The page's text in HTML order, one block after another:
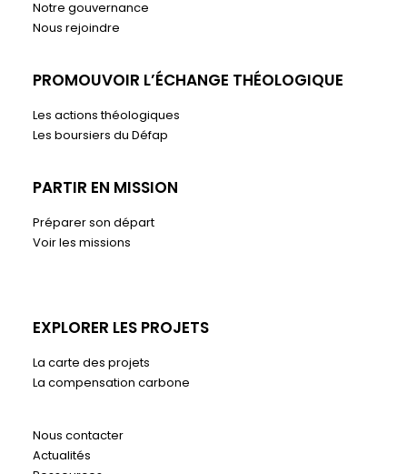
Notre gouvernance
Nous rejoindre
PROMOUVOIR L’ÉCHANGE THÉOLOGIQUE
Les actions théologiques
Les boursiers du Défap
PARTIR EN MISSION
Préparer son départ
Voir les missions
EXPLORER LES PROJETS
La carte des projets
La compensation carbone
Nous contacter
Actualités